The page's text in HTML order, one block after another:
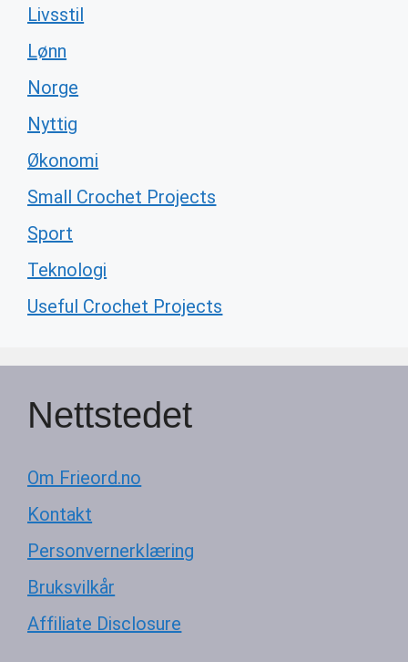
Livsstil
Lønn
Norge
Nyttig
Økonomi
Small Crochet Projects
Sport
Teknologi
Useful Crochet Projects
Nettstedet
Om Frieord.no
Kontakt
Personvernerklæring
Bruksvilkår
Affiliate Disclosure